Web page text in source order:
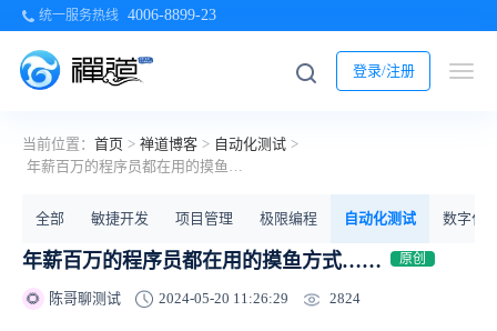
统一服务热线 4006-8899-23
登录/注册
当前位置： 首页 > 禅道博客 > 自动化测试 >
年薪百万的程序员都在用的摸鱼方式……
全部 敏捷开发 项目管理 极限编程 自动化测试 数字化
年薪百万的程序员都在用的摸鱼方式…… 原创
🌻 陈哥聊测试 2024-05-20 11:26:29 2824